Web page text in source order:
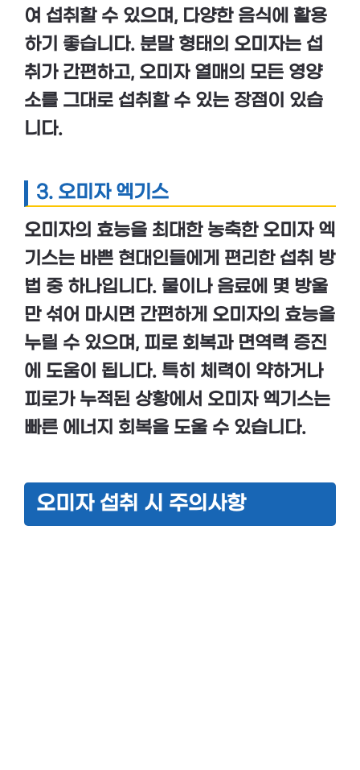
여 섭취할 수 있으며, 다양한 음식에 활용
하기 좋습니다. 분말 형태의 오미자는 섭
취가 간편하고, 오미자 열매의 모든 영양
소를 그대로 섭취할 수 있는 장점이 있습
니다.
3. 오미자 엑기스
오미자의 효능을 최대한 농축한 오미자 엑
기스는 바쁜 현대인들에게 편리한 섭취 방
법 중 하나입니다. 물이나 음료에 몇 방울
만 섞어 마시면 간편하게 오미자의 효능을
누릴 수 있으며, 피로 회복과 면역력 증진
에 도움이 됩니다. 특히 체력이 약하거나
피로가 누적된 상황에서 오미자 엑기스는
빠른 에너지 회복을 도울 수 있습니다.
오미자 섭취 시 주의사항